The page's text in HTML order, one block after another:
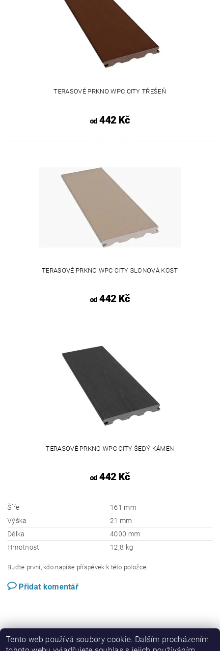
TERASOVÉ PRKNO WPC CITY TŘEŠEŇ
od442 Kč
TERASOVÉ PRKNO WPC CITY SLONOVÁ KOST
od442 Kč
TERASOVÉ PRKNO WPC CITY ŠEDÝ KÁMEN
od442 Kč
Šíře
161 mm
Výška
21 mm
Délka
4000 mm
Hmotnost
12,8 kg
Buďte první, kdo napíše příspěvek k této položce.
Přidat komentář
Tento web používá soubory cookie. Dalším procházením